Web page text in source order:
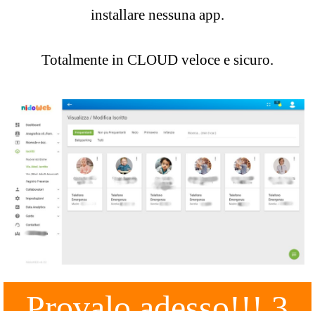
installare nessuna app.
Totalmente in CLOUD veloce e sicuro.